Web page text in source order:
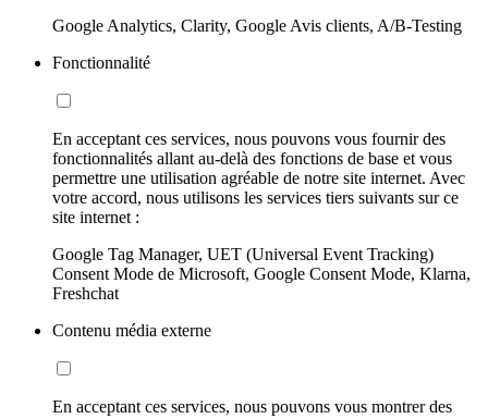
Google Analytics, Clarity, Google Avis clients, A/B-Testing
Fonctionnalité
En acceptant ces services, nous pouvons vous fournir des
fonctionnalités allant au-delà des fonctions de base et vous
permettre une utilisation agréable de notre site internet. Avec
votre accord, nous utilisons les services tiers suivants sur ce
site internet :
Google Tag Manager, UET (Universal Event Tracking)
Consent Mode de Microsoft, Google Consent Mode, Klarna,
Freshchat
Contenu média externe
En acceptant ces services, nous pouvons vous montrer des